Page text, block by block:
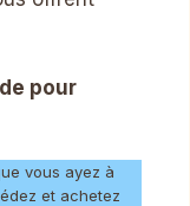
pour
vous ayez à
et achetez